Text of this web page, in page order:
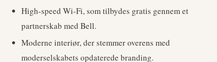
High-speed Wi-Fi, som tilbydes gratis gennem et
partnerskab med Bell.
Moderne interiør, der stemmer overens med
moderselskabets opdaterede branding.